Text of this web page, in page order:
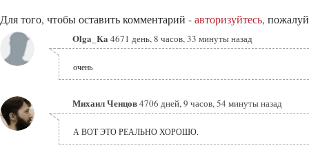
Для того, чтобы оставить комментарий - авторизуйтесь,
Olga_Ka 4671 день, 8 часов, 33 минуты назад
очень
Михаил Ченцов4706 дней, 9 часов, 54 минуты назад
А ВОТ ЭТО РЕАЛЬНО ХОРОШО.